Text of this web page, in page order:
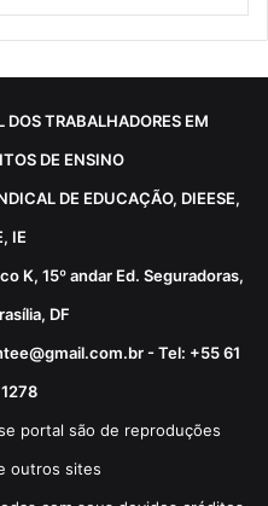
TRABALHADORES EM
DE ENSINO
DE EDUCAÇÃO, DIEESE,
IE
K, 15º andar Ed. Seguradoras,
DF
- Tel: +55 61
portal são de reproduções
outros sites